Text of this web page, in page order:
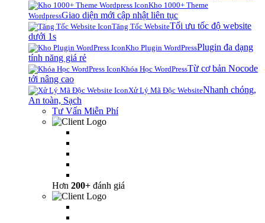
Kho 1000+ Theme
WordpressGiao diện mới cập nhật liên tục
Tăng Tốc WebsiteTối ưu tốc độ website
dưới 1s
Kho Plugin WordPressPlugin đa dạng
tính năng giá rẻ
Khóa Học WordPressTừ cơ bản Nocode
tới nâng cao
Xử Lý Mã Độc WebsiteNhanh chóng,
An toàn, Sạch
Tư Vấn Miễn Phí
Hơn 200+ đánh giá